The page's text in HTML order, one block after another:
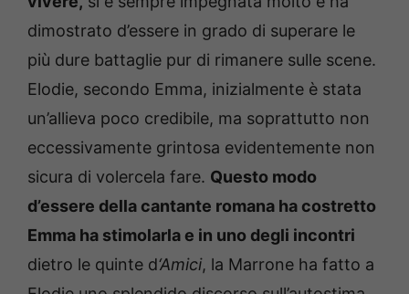
dimostrato d’essere in grado di superare le
più dure battaglie pur di rimanere sulle scene.
Elodie, secondo Emma, inizialmente è stata
un’allieva poco credibile, ma soprattutto non
eccessivamente grintosa evidentemente non
sicura di volercela fare. Questo modo
d’essere della cantante romana ha costretto
Emma ha stimolarla e in uno degli incontri
dietro le quinte d‘Amici, la Marrone ha fatto a